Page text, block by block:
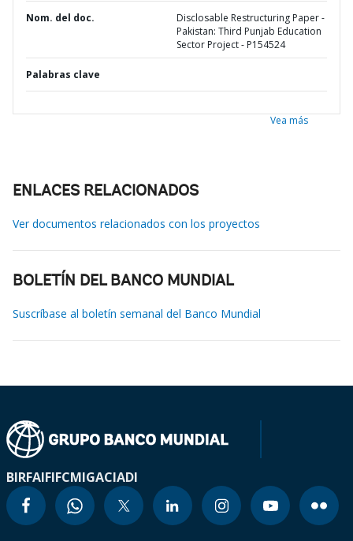
Nom. del doc.
Disclosable Restructuring Paper -
Pakistan: Third Punjab Education
Sector Project - P154524
Palabras clave
Vea más
ENLACES RELACIONADOS
Ver documentos relacionados con los proyectos
BOLETÍN DEL BANCO MUNDIAL
Suscríbase al boletín semanal del Banco Mundial
BIRFAIFIFCMIGACIADI